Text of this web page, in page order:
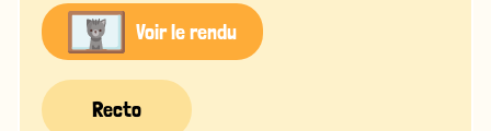
Voir le rendu